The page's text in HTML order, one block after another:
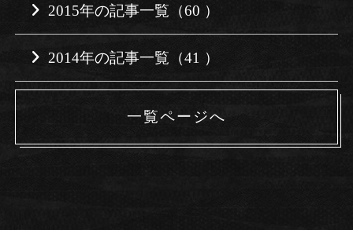
2015年の記事一覧（60 ）
2014年の記事一覧（41 ）
一覧ページへ